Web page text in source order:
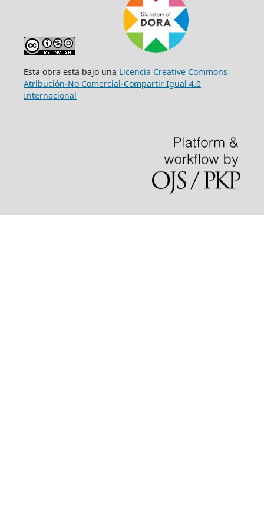
Esta obra está bajo una Licencia Creative Commons
Atribución-No Comercial-Compartir Igual 4.0
Internacional